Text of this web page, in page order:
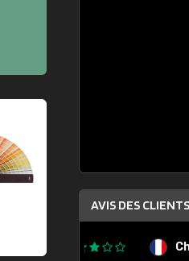
AVIS DES CLIENTS
Christian